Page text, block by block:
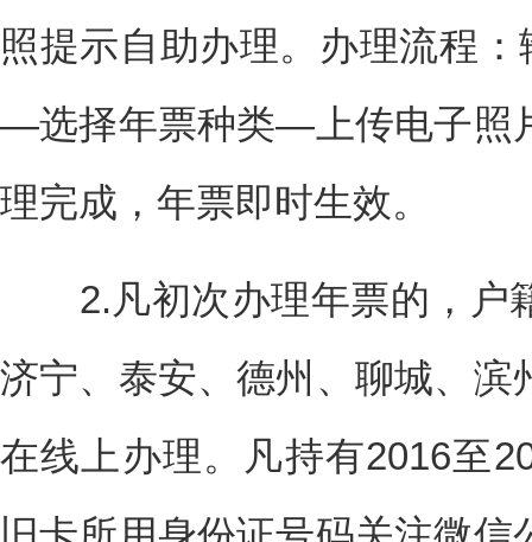
照提示自助办理。办理流程
—选择年票种类—上传电子照
理完成，年票即时生效。
2.凡初次办理年票的，户
济宁、泰安、德州、聊城、滨
在线上办理。凡持有2016至